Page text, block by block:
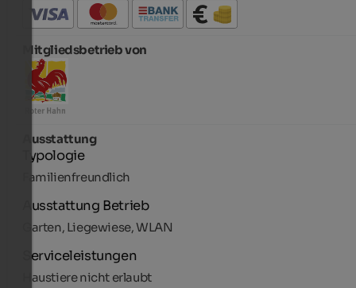
Mitgliedsbetrieb von
Ausstattung
Typologie
Familienfreundlich
Ausstattung Betrieb
Garten, Liegewiese, WLAN
Serviceleistungen
Haustiere nicht erlaubt